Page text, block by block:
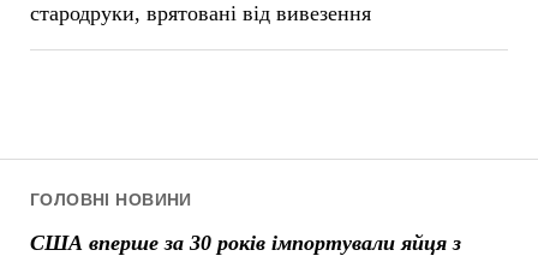
ГОЛОВНІ НОВИНИ
США вперше за 30 років імпортували яйця з
стародруки, врятовані від вивезення